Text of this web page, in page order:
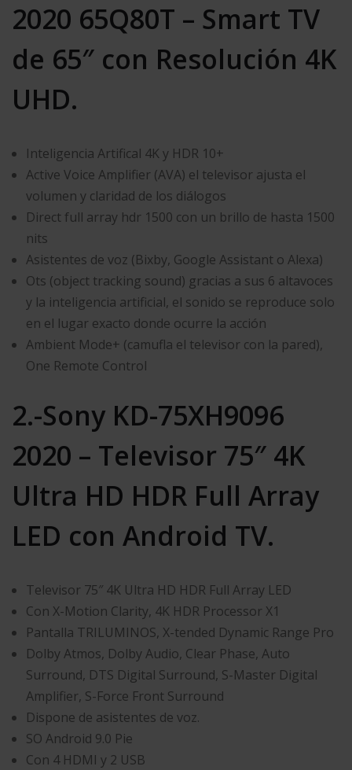
2020 65Q80T – Smart TV
de 65″ con Resolución 4K
UHD.
Inteligencia Artifical 4K y HDR 10+
Active Voice Amplifier (AVA) el televisor ajusta el
volumen y claridad de los diálogos
Direct full array hdr 1500 con un brillo de hasta 1500
nits
Asistentes de voz (Bixby, Google Assistant o Alexa)
Ots (object tracking sound) gracias a sus 6 altavoces
y la inteligencia artificial, el sonido se reproduce solo
en el lugar exacto donde ocurre la acción
Ambient Mode+ (camufla el televisor con la pared),
One Remote Control
2.-Sony KD-75XH9096
2020 – Televisor 75″ 4K
Ultra HD HDR Full Array
LED con Android TV.
Televisor 75″ 4K Ultra HD HDR Full Array LED
Con X-Motion Clarity, 4K HDR Processor X1
Pantalla TRILUMINOS, X-tended Dynamic Range Pro
Dolby Atmos, Dolby Audio, Clear Phase, Auto
Surround, DTS Digital Surround, S-Master Digital
Amplifier, S-Force Front Surround
Dispone de asistentes de voz.
SO Android 9.0 Pie
Con 4 HDMI y 2 USB